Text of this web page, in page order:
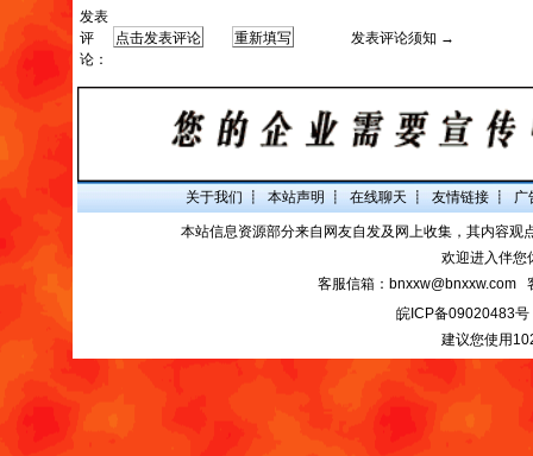
发表
评
论：
发表评论须知 →
关于我们 ┋ 本站声明 ┋ 在线聊天 ┋ 友情链接 ┋ 广
本站信息资源部分来自网友自发及网上收集，其内容
欢迎进入伴您
客服信箱：bnxxw@bnxxw.com
皖ICP备09020483号
建议您使用